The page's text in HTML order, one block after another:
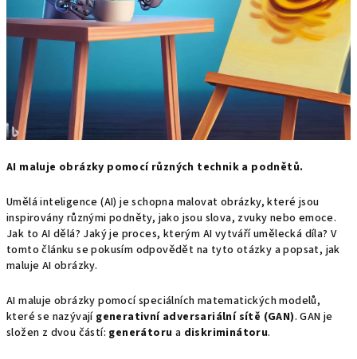
AI maluje obrázky pomocí různých technik a podnětů.
Umělá inteligence (AI) je schopna malovat obrázky, které jsou
inspirovány různými podněty, jako jsou slova, zvuky nebo emoce.
Jak to AI dělá? Jaký je proces, kterým AI vytváří umělecká díla? V
tomto článku se pokusím odpovědět na tyto otázky a popsat, jak
maluje AI obrázky.
AI maluje obrázky pomocí speciálních matematických modelů,
které se nazývají generativní adversariální sítě (GAN). GAN je
složen z dvou částí: generátoru a diskriminátoru.